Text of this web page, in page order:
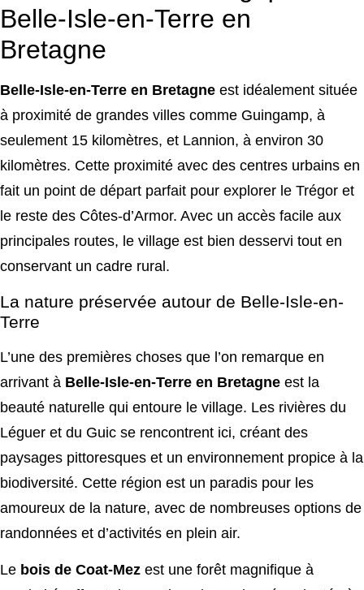
Belle-Isle-en-Terre en
Bretagne
Belle-Isle-en-Terre en Bretagne est idéalement située
à proximité de grandes villes comme Guingamp, à
seulement 15 kilomètres, et Lannion, à environ 30
kilomètres. Cette proximité avec des centres urbains en
fait un point de départ parfait pour explorer le Trégor et
le reste des Côtes-d’Armor. Avec un accès facile aux
principales routes, le village est bien desservi tout en
conservant un cadre rural.
La nature préservée autour de Belle-Isle-en-
Terre
L’une des premières choses que l’on remarque en
arrivant à Belle-Isle-en-Terre en Bretagne est la
beauté naturelle qui entoure le village. Les rivières du
Léguer et du Guic se rencontrent ici, créant des
paysages pittoresques et un environnement propice à la
biodiversité. Cette région est un paradis pour les
amoureux de la nature, avec de nombreuses options de
randonnées et d’activités en plein air.
Le bois de Coat-Mez est une forêt magnifique à